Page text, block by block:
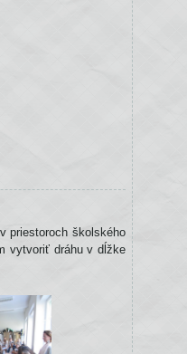
priestoroch školského
vytvoriť dráhu v dĺžke